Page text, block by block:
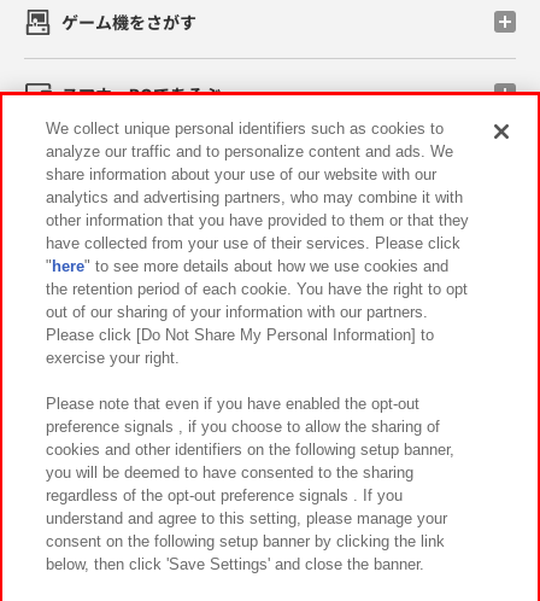
ゲーム機をさがす
スマホ・PCであそぶ
イベント・キャンペーン
関連会社 サステナビリティ サイトポリシー
プライバシーポリシー ウェブアクセシビリティ方針と検証結果
お取引先さまとともに
カスタマーハラスメント対応方針 よくあるご質問・お問い合わせ
©Bandai Namco Amusement Inc.
We collect unique personal identifiers such as cookies to
analyze our traffic and to personalize content and ads. We
share information about your use of our website with our
analytics and advertising partners, who may combine it with
other information that you have provided to them or that they
have collected from your use of their services. Please click
" here" to see more details about how we use cookies and
the retention period of each cookie. You have the right to opt
out of our sharing of your information with our partners.
Please click [Do Not Share My Personal Information] to
exercise your right.
Please note that even if you have enabled the opt-out
preference signals , if you choose to allow the sharing of
cookies and other identifiers on the following setup banner,
you will be deemed to have consented to the sharing
regardless of the opt-out preference signals . If you
understand and agree to this setting, please manage your
consent on the following setup banner by clicking the link
below, then click 'Save Settings' and close the banner.